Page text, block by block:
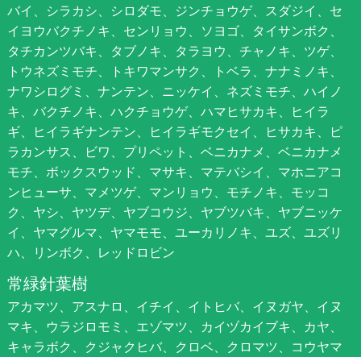
バイ、シラカシ、シロダモ、ジンチョウゲ、スダジイ、セ
イヨウバクチノキ、センリョウ、ソヨゴ、タイサンボク、
タチカンツバキ、タブノキ、タラヨウ、チャノキ、ツゲ、
トウネズミモチ、トキワマンサク、トベラ、ナナミノキ、
ナワシログミ、ナンテン、ニッケイ、ネズミモチ、ハイノ
キ、バクチノキ、ハクチョウゲ、ハマヒサカキ、ヒイラ
ギ、ヒイラギナンテン、ヒイラギモクセイ、ヒサカキ、ピ
ラカンサス、ビワ、プリペット、ベニカナメ、ベニカナメ
モチ、ボックスウッド、マサキ、マテバシイ、マホニアコ
ンヒューサ、マメツゲ、マンリョウ、モチノキ、モッコ
ク、ヤシ、ヤツデ、ヤブコウジ、ヤブツバキ、ヤブニッケ
イ、ヤマグルマ、ヤマモモ、ユーカリノキ、ユズ、ユズリ
ハ、リンボク、レッドロビン
常緑針葉樹
アカマツ、アスナロ、イチイ、イトヒバ、イヌガヤ、イヌ
マキ、ウラジロモミ、エゾマツ、カイヅカイブキ、カヤ、
キャラボク、クジャクヒバ、クロベ、クロマツ、コウヤマ